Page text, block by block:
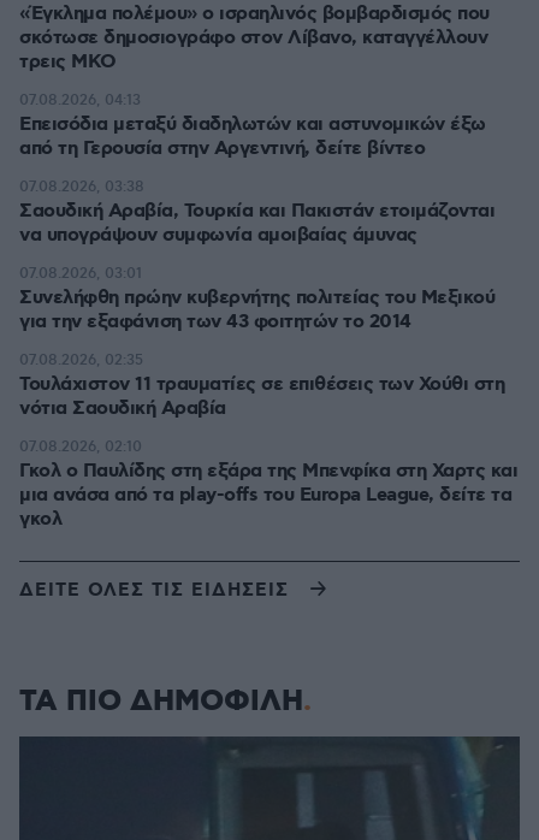
«Έγκλημα πολέμου» ο ισραηλινός βομβαρδισμός που
σκότωσε δημοσιογράφο στον Λίβανο, καταγγέλλουν
τρεις ΜΚΟ
Επεισόδια μεταξύ διαδηλωτών και αστυνομικών έξω
από τη Γερουσία στην Αργεντινή, δείτε βίντεο
07.08.2026, 04:13
Σαουδική Αραβία, Τουρκία και Πακιστάν ετοιμάζονται
να υπογράψουν συμφωνία αμοιβαίας άμυνας
07.08.2026, 03:38
Συνελήφθη πρώην κυβερνήτης πολιτείας του Μεξικού
για την εξαφάνιση των 43 φοιτητών το 2014
07.08.2026, 03:01
Τουλάχιστον 11 τραυματίες σε επιθέσεις των Χούθι στη
νότια Σαουδική Αραβία
07.08.2026, 02:35
Γκολ ο Παυλίδης στη εξάρα της Μπενφίκα στη Χαρτς και
μια ανάσα από τα play-offs του Europa League, δείτε τα
γκολ
07.08.2026, 02:10
ΔΕΙΤΕ ΟΛΕΣ ΤΙΣ ΕΙΔΗΣΕΙΣ
ΤΑ ΠΙΟ ΔΗΜΟΦΙΛΗ